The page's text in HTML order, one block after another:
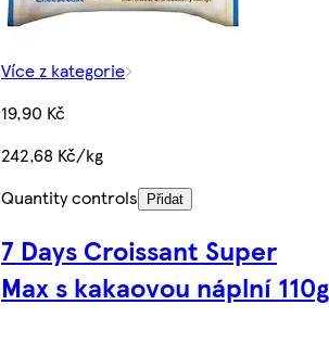
Více z kategorie
19,90 Kč
242,68 Kč/kg
Quantity controls
Přidat
7 Days Croissant Super
Max s kakaovou náplní 110g